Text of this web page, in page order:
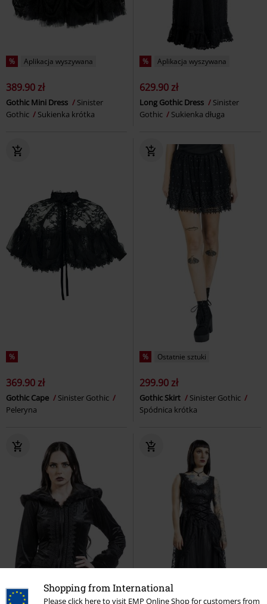
Shopping from International
Please click here to visit EMP Online Shop for customers from
% Aplikacja wyszywana
389.90 zł
Gothic Mini Dress
Sinister
Gothic
Sukienka krótka
% Aplikacja wyszywana
629.90 zł
Long Gothic Dress
Sinister
Gothic
Sukienka długa
%
369.90 zł
Gothic Cape
Sinister Gothic
Peleryna
% Ostatnie sztuki
299.90 zł
Gothic Skirt
Sinister Gothic
Spódnica krótka